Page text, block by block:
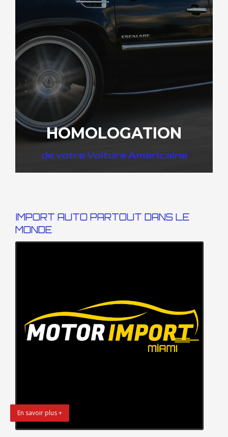
HOMOLOGATION
de votre Voiture Americaine
IMPORT AUTO PARTOUT DANS LE
MONDE
En savoir plus +